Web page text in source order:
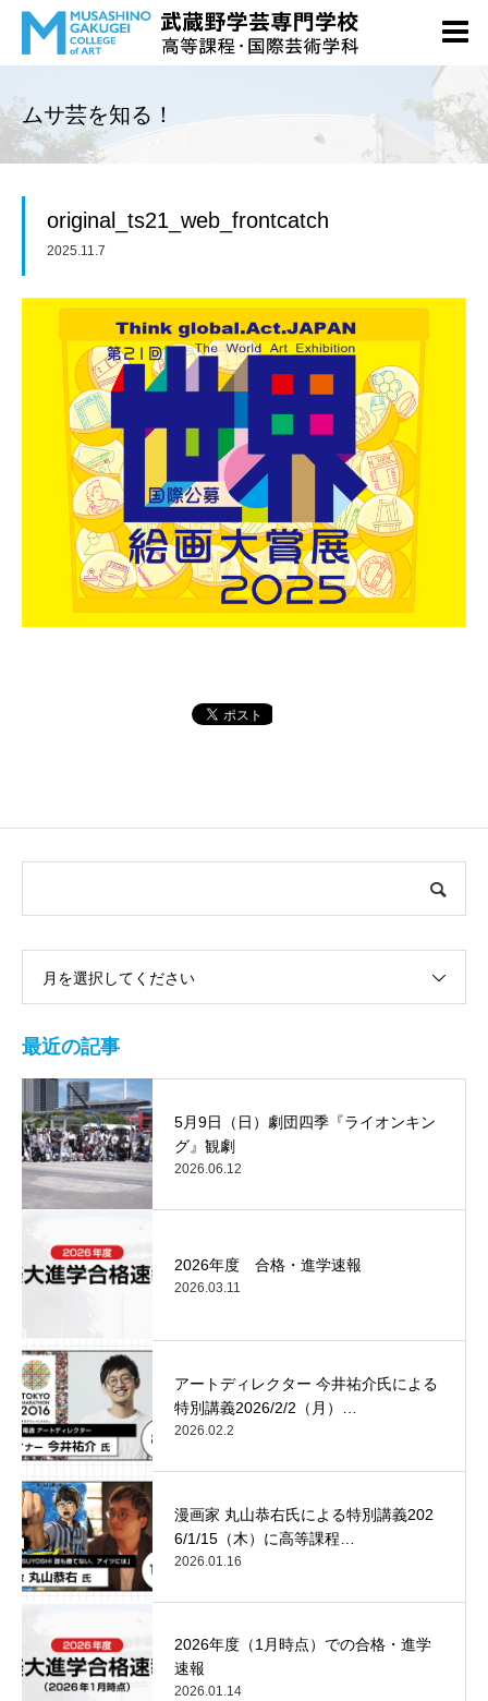
ムサ芸を知る！
original_ts21_web_frontcatch
2025.11.7
月を選択してください
最近の記事
5月9日（日）劇団四季『ライオンキン
グ』観劇
2026.06.12
2026年度 合格・進学速報
2026.03.11
アートディレクター 今井祐介氏による
特別講義2026/2/2（月）…
2026.02.2
漫画家 丸山恭右氏による特別講義202
6/1/15（木）に高等課程…
2026.01.16
2026年度（1月時点）での合格・進学
速報
2026.01.14